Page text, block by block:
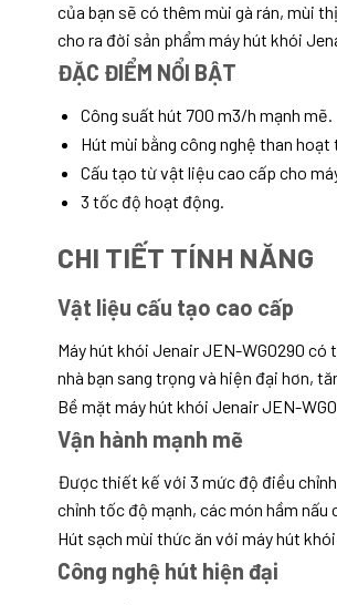
của bạn sẽ có thêm mùi gà rán, mùi
cho ra đời sản phẩm máy hút khói
ĐẶC ĐIỂM NỔI BẬT
Công suất hút 700 m3/h mạnh mẽ.
Hút mùi bằng công nghệ than hoạt
Cấu tạo từ vật liệu cao cấp cho
3 tốc độ hoạt động.
CHI TIẾT TÍNH NĂNG
Vật liệu cấu tạo cao cấp
Máy hút khói Jenair JEN-WG0290 có
nhà bạn sang trọng và hiện đại hơn,
Bề mặt máy hút khói Jenair JEN-
Vận hành mạnh mẽ
Được thiết kế với 3 mức độ điều
chỉnh tốc độ mạnh, các món hầm
Hút sạch mùi thức ăn với máy hút
Công nghệ hút hiện đại